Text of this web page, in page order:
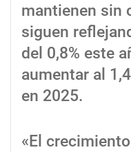
mantienen sin
siguen
del 0,8% este
aumentar al
en 2025.
«El